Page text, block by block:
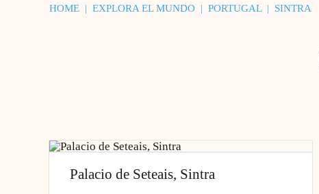
HOME | EXPLORA EL MUNDO | PORTUGAL| SINTRA
Palacio de Seteais, Sintra